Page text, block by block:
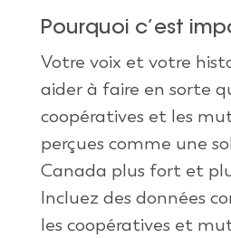
Pourquoi c’est
Votre voix et votre
aider à faire en sorte
coopératives et les
perçues comme une
Canada plus fort et
Incluez des données
les coopératives et